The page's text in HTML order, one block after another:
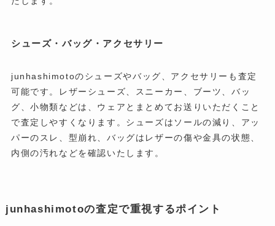
シューズ・バッグ・アクセサリー
junhashimotoのシューズやバッグ、アクセサリーも査定
可能です。レザーシューズ、スニーカー、ブーツ、バッ
グ、小物類などは、ウェアとまとめてお送りいただくこと
で査定しやすくなります。シューズはソールの減り、アッ
パーのスレ、型崩れ、バッグはレザーの傷や金具の状態、
内側の汚れなどを確認いたします。
junhashimotoの査定で重視するポイント